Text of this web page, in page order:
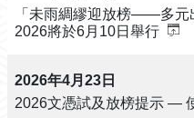
「未雨綢繆迎放榜——多元
2026將於6月10日舉行
2026年4月23日
2026文憑試及放榜提示 —